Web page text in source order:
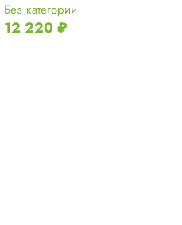
Без категории
12 220₽